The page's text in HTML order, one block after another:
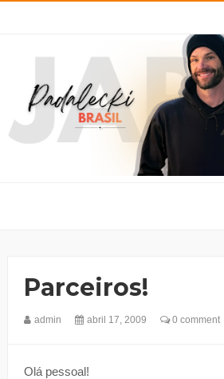
Parceiros!
admin abril 17, 2009 0 comment
Olá pessoal!